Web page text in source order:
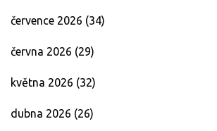
července 2026 (34)
června 2026 (29)
května 2026 (32)
dubna 2026 (26)